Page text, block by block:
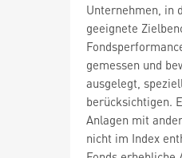
Unternehmen, in
geeignete
gemessen und
ausgelegt,
berücksichtigen.
Anlagen mit
nicht im Index